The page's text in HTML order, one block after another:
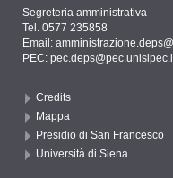
Segreteria amministrativa
Tel. 0577 235858
Email:
PEC:
Credits
Mappa
Presidio di San Francesco
Università di Siena